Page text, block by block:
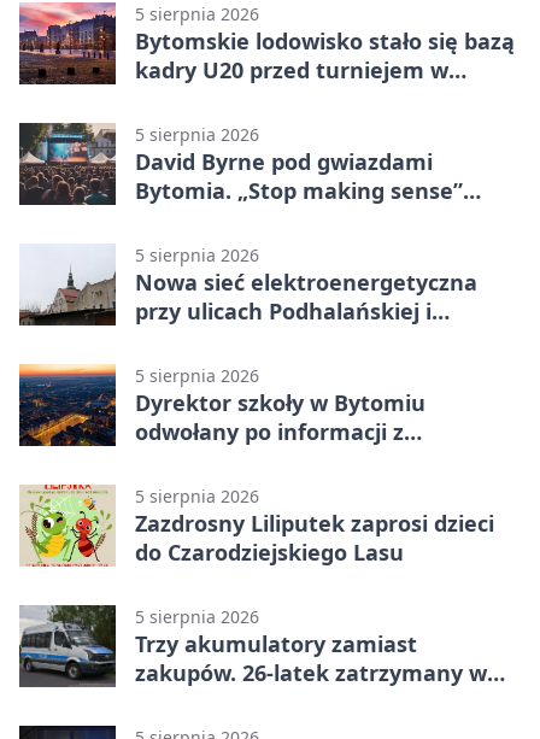
5 sierpnia 2026
Bytomskie lodowisko stało się bazą
kadry U20 przed turniejem w
5 sierpnia 2026
David Byrne pod gwiazdami
Bytomia. „Stop making sense”
5 sierpnia 2026
Nowa sieć elektroenergetyczna
przy ulicach Podhalańskiej i
5 sierpnia 2026
Dyrektor szkoły w Bytomiu
odwołany po informacji z
5 sierpnia 2026
Zazdrosny Liliputek zaprosi dzieci
do Czarodziejskiego Lasu
5 sierpnia 2026
Trzy akumulatory zamiast
zakupów. 26-latek zatrzymany w